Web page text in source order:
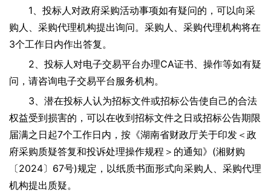
1、投标人对政府采购活动事项如有疑问的，可以向采
购人、采购代理机构提出询问。采购人、采购代理机构将在
3个工作日内作出答复。
2、投标人对电子交易平台办理CA证书、操作等如有疑
问，请咨询电子交易平台服务机构。
3、潜在投标人认为招标文件或招标公告使自己的合法
权益受到损害的，可以在收到招标文件之日或招标公告期限
届满之日起7个工作日内，按《湖南省财政厅关于印发＜政
府采购质疑答复和投诉处理操作规程＞的通知》(湘财购
〔2024〕67号)规定，以纸质书面形式向采购人、采购代理
机构提出质疑。